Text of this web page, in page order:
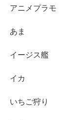
アニメプラモ
あま
イージス艦
イカ
いちご狩り